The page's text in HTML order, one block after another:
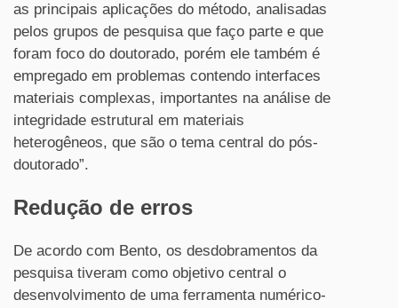
as principais aplicações do método, analisadas
pelos grupos de pesquisa que faço parte e que
foram foco do doutorado, porém ele também é
empregado em problemas contendo interfaces
materiais complexas, importantes na análise de
integridade estrutural em materiais
heterogêneos, que são o tema central do pós-
doutorado”.
Redução de erros
De acordo com Bento, os desdobramentos da
pesquisa tiveram como objetivo central o
desenvolvimento de uma ferramenta numérico-